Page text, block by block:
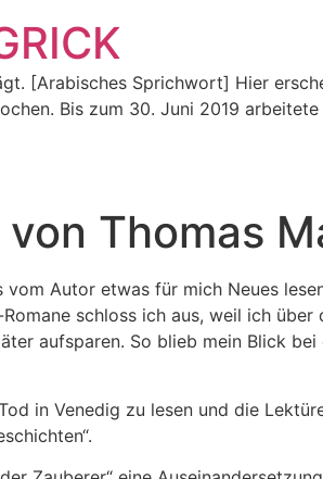
[Arabisches Sprichwort] Hier
Bis zum 30. Juni 2019
Thomas
Autor etwas für mich Neues
schloss ich aus, weil ich
aufsparen. So blieb mein Blick
in Venedig zu lesen und die